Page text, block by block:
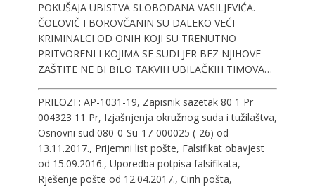
POKUŠAJA UBISTVA SLOBODANA VASILJEVIĆA.
ČOLOVIČ I BOROVČANIN SU DALEKO VEĆI
KRIMINALCI OD ONIH KOJI SU TRENUTNO
PRITVORENI I KOJIMA SE SUDI JER BEZ NJIHOVE
ZAŠTITE NE BI BILO TAKVIH UBILAČKIH TIMOVA…
PRILOZI : AP-1031-19, Zapisnik sazetak 80 1 Pr
004323 11 Pr, Izjašnjenja okružnog suda i tužilaštva,
Osnovni sud 080-0-Su-17-000025 (-26) od
13.11.2017., Prijemni list pošte, Falsifikat obavjest
od 15.09.2016., Uporedba potpisa falsifikata,
Rješenje pošte od 12.04.2017., Cirih pošta,